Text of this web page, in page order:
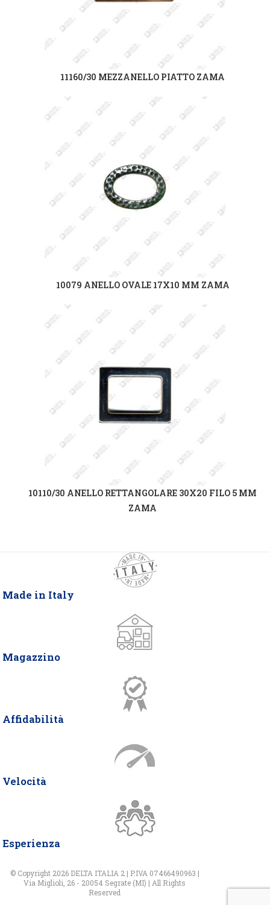
11160/30 MEZZANELLO PIATTO ZAMA
10079 ANELLO OVALE 17X10 MM ZAMA
10110/30 ANELLO RETTANGOLARE 30X20 FILO 5 MM
ZAMA
Made in Italy
Magazzino
Affidabilità
Velocità
Esperienza
© Copyright 2026 DELTA ITALIA 2 | P.IVA 07466490963 |
Via Miglioli, 26 - 20054 Segrate (MI) | All Rights
Reserved